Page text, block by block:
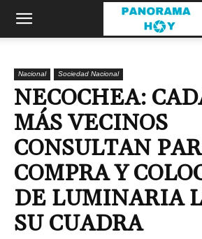
Nacional Sociedad Nacional
NECOCHEA:
MÁS VECINOS
CONSULTAN
COMPRA Y
DE LUMINARIA
SU CUADRA